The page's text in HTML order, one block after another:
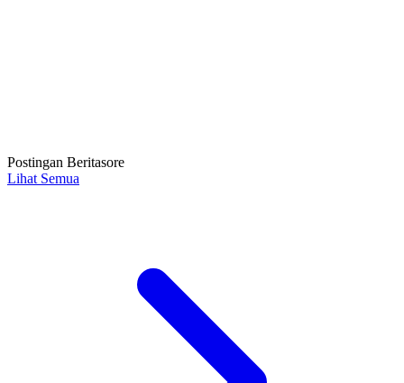
Postingan Beritasore
Lihat Semua